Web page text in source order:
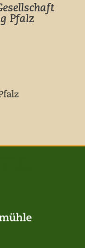
Pfalz